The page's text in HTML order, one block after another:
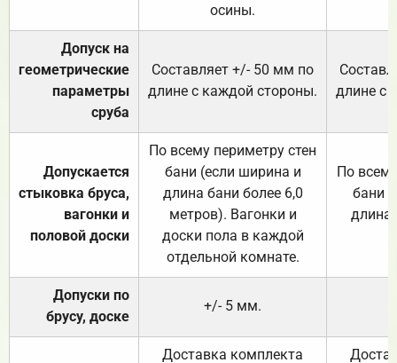
осины.
Допуск на
геометрические
параметры
сруба
Составляет +/- 50 мм по
длине с каждой стороны.
длине с
Допускается
стыковка бруса,
вагонки и
половой доски
По всему периметру стен
бани (если ширина и
длина бани более 6,0
метров). Вагонки и
доски пола в каждой
отдельной комнате.
По
бани
длина
Допуски по
брусу, доске
+/- 5 мм.
Доставка комплекта